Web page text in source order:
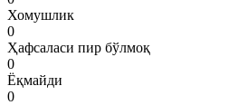
Хомушлик
0
Ҳафсаласи пир бўлмоқ
0
Ёқмайди
0